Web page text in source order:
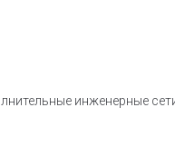
инженерные